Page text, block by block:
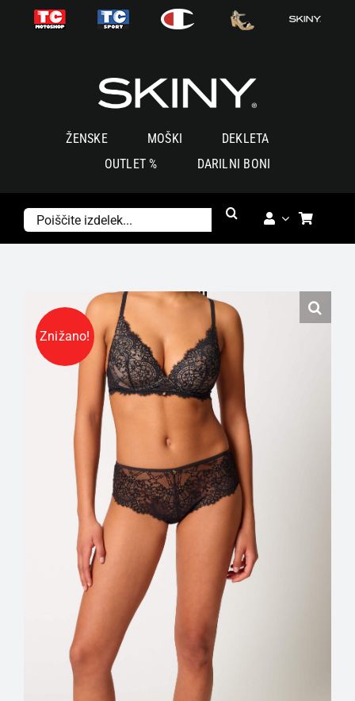
ŽENSKE MOŠKI
DEKLETA
OUTLET %
DARILNI BONI
Znižano!